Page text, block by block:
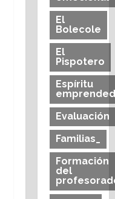
El
Bolecole
El
Pispotero
Espíritu
Evaluación
Familias_
Formación
del